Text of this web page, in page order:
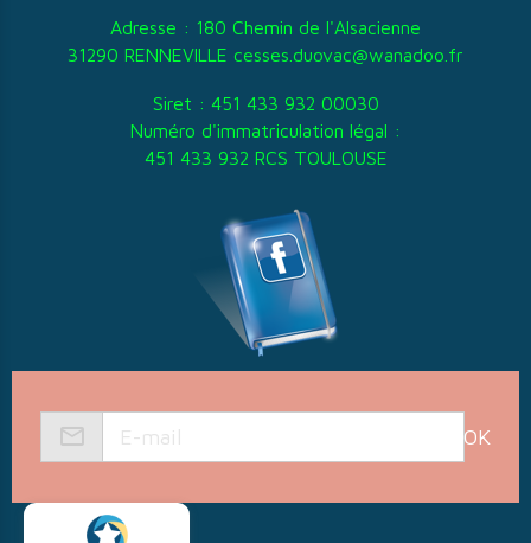
Adresse : 180 Chemin de l'Alsacienne
31290 RENNEVILLE cesses.duovac@wanadoo.fr
Siret : 451 433 932 00030
Numéro d'immatriculation légal :
451 433 932 RCS TOULOUSE
OK